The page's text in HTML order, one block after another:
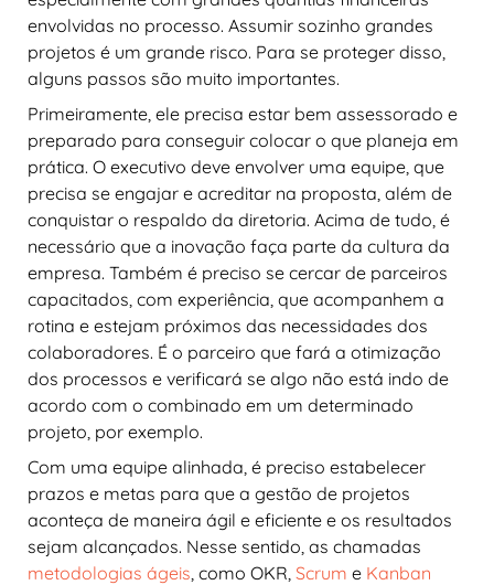
envolvidas no processo. Assumir sozinho grandes
projetos é um grande risco. Para se proteger disso,
alguns passos são muito importantes.
Primeiramente, ele precisa estar bem assessorado e
preparado para conseguir colocar o que planeja em
prática. O executivo deve envolver uma equipe, que
precisa se engajar e acreditar na proposta, além de
conquistar o respaldo da diretoria. Acima de tudo, é
necessário que a inovação faça parte da cultura da
empresa. Também é preciso se cercar de parceiros
capacitados, com experiência, que acompanhem a
rotina e estejam próximos das necessidades dos
colaboradores. É o parceiro que fará a otimização
dos processos e verificará se algo não está indo de
acordo com o combinado em um determinado
projeto, por exemplo.
Com uma equipe alinhada, é preciso estabelecer
prazos e metas para que a gestão de projetos
aconteça de maneira ágil e eficiente e os resultados
sejam alcançados. Nesse sentido, as chamadas
metodologias ágeis , como OKR, Scrum e Kanban